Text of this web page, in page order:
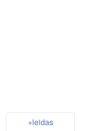
+leidas